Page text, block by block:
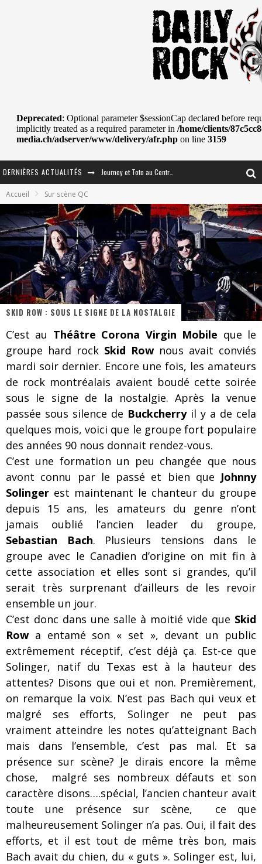
DERNIÈRES ACTUALITÉS
La Tragédie sort de la nouvelle musique
Tove Lo était de passage au MTELUS
Les danseurs étoiles parasitent ton ciel
On va se le dire, Sword est de retour
La compil’ Zoo de Slam Disques est de retour
Death Note Silence - Collide and Collapse
Muse au Centre Vidéotron de Québec
Accueil Sur scène QC
SKID ROW : SOUS LE SIGNE DE LA NOSTALGIE
C’est au Théâtre Corona Virgin Mobile que le
groupe hard rock Skid Rownous avait conviés
mardi soir dernier. Encore une fois, les amateurs
de rock montréalais avaient boudé cette soirée
sous le signe de la nostalgie. Après la venue
passée sous silence de Buckcherryil y a de cela
quelques mois, voici que le groupe fort populaire
des années 90 nous donnait rendez-vous.
C’est une formation un peu changée que nous
avont connu par le passé et bien que Johnny
Solinger est maintenant le chanteur du groupe
depuis 15 ans, les amateurs du genre n’ont
jamais oublié l’ancien leader du groupe,
Sebastian Bach. Plusieurs tensions dans le
groupe avec le Canadien d’origine on mit fin à
cette association et elles sont si grandes, qu’il
serait très surprenant d’ailleurs de les revoir
ensemble un jour.
C’est donc dans une salle à moitié vide que Skid
Rowa entamé son « set », devant un public
extrêmement réceptif, c’est déjà ça. Est-ce que
Solinger, natif du Texas est à la hauteur des
attentes? Disons que oui et non. Premièrement,
on remarque la voix. N’est pas Bach qui veux et
malgré ses efforts, Solinger ne peut pas
vraiment atteindre les notes qu’atteignant Bach
mais dans l’ensemble, c’est pas mal. Et sa
présence sur scène? Je dirais encore la même
chose, malgré ses nombreux défauts et son
caractère disons….spécial, l’ancien chanteur avait
toute une présence sur scène, ce que
malheureusement Solinger n’a pas. Oui, il fait des
efforts, et il est tout de même très bon, mais
Bach avait du chien, du « guts ». Solinger est, lui,